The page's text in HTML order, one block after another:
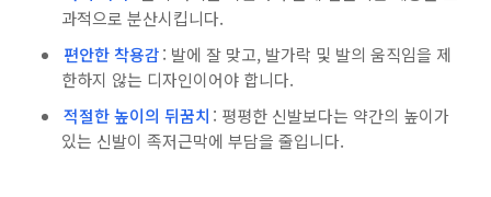
과적으로 분산시킵니다.
편안한 착용감: 발에 잘 맞고, 발가락 및 발의 움직임을 제
한하지 않는 디자인이어야 합니다.
적절한 높이의 뒤꿈치 : 평평한 신발보다는 약간의 높이가
있는 신발이 족저근막에 부담을 줄입니다.